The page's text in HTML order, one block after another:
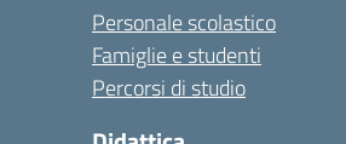
Personale scolastico
Famiglie e studenti
Percorsi di studio